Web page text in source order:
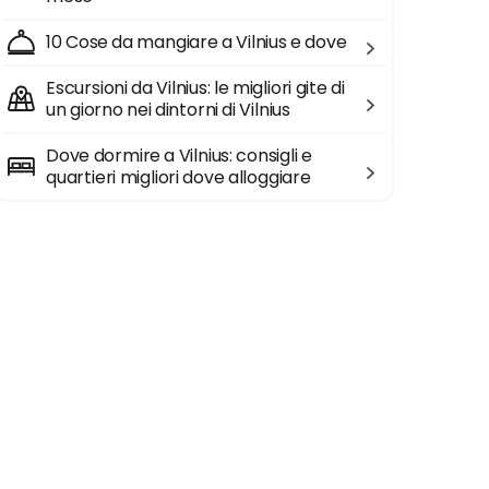
10 Cose da mangiare a Vilnius e dove
Escursioni da Vilnius: le migliori gite di
un giorno nei dintorni di Vilnius
Dove dormire a Vilnius: consigli e
quartieri migliori dove alloggiare